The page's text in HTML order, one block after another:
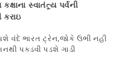
સ્વાતંત્ર્ય પર્વની